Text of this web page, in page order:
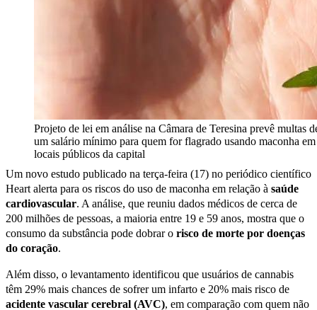
Projeto de lei em análise na Câmara de Teresina prevê multas
um salário mínimo para quem for flagrado usando maconha em
locais públicos da capital
Um novo estudo publicado na terça-feira (17) no periódico científico
Heart alerta para os riscos do uso de maconha em relação à saúde
cardiovascular. A análise, que reuniu dados médicos de cerca de
200 milhões de pessoas, a maioria entre 19 e 59 anos, mostra que o
consumo da substância pode dobrar o risco de morte por doenças
do coração.
Além disso, o levantamento identificou que usuários de cannabis
têm 29% mais chances de sofrer um infarto e 20% mais risco de
acidente vascular cerebral (AVC), em comparação com quem não